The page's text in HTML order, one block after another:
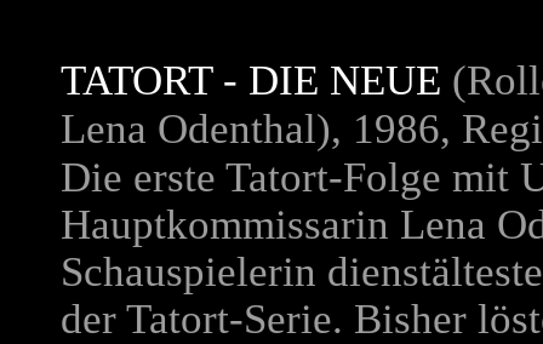
TATORT - DIE NEUE
Lena Odenthal), 1986,
Die erste Tatort-Folge mit
Hauptkommissarin Lena
Schauspielerin
der Tatort-Serie. Bisher